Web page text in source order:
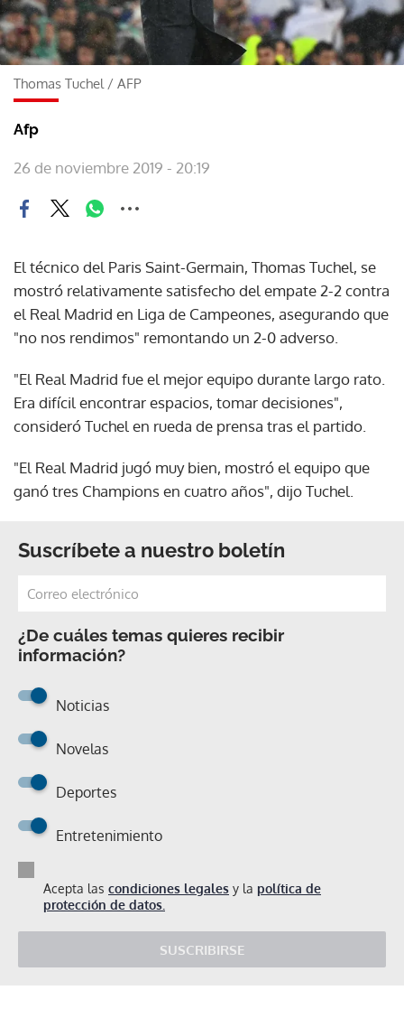
Thomas Tuchel / AFP
Afp
26 de noviembre 2019 - 20:19
El técnico del Paris Saint-Germain, Thomas Tuchel, se
mostró relativamente satisfecho del empate 2-2 contra
el Real Madrid en Liga de Campeones, asegurando que
"no nos rendimos" remontando un 2-0 adverso.
"El Real Madrid fue el mejor equipo durante largo rato.
Era difícil encontrar espacios, tomar decisiones",
consideró Tuchel en rueda de prensa tras el partido.
"El Real Madrid jugó muy bien, mostró el equipo que
ganó tres Champions en cuatro años", dijo Tuchel.
Suscríbete a nuestro boletín
¿De cuáles temas quieres recibir
información?
Noticias
Novelas
Deportes
Entretenimiento
Acepta las condiciones legales y la política de
protección de datos.
SUSCRIBIRSE